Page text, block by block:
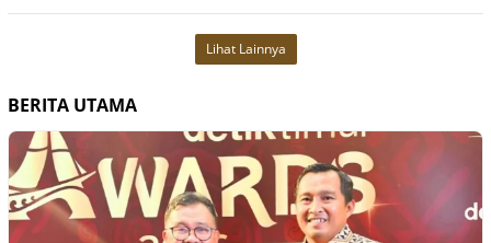
Lihat Lainnya
BERITA UTAMA